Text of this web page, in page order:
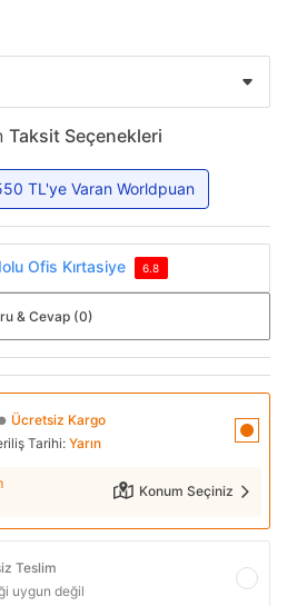
Taksit Seçenekleri
TL'ye Varan Worldpuan
Ofis Kırtasiye 6.8
& Cevap (0)
Ücretsiz Kargo
Tarihi: Yarın
Konum Seçiniz
Teslim
uygun değil